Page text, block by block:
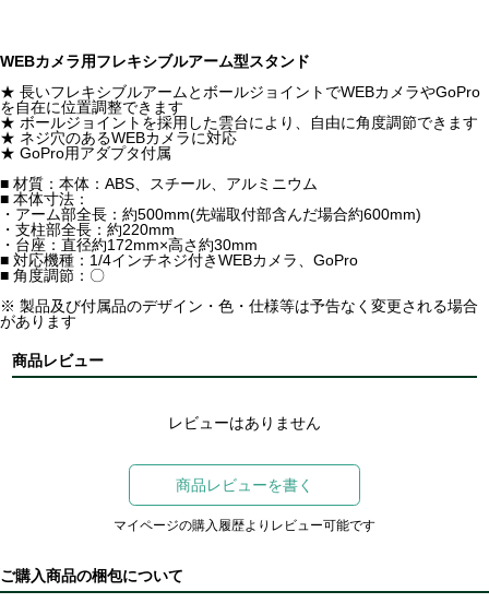
WEBカメラ用フレキシブルアーム型スタンド
★ 長いフレキシブルアームとボールジョイントでWEBカメラやGoPro
を自在に位置調整できます
★ ボールジョイントを採用した雲台により、自由に角度調節できます
★ ネジ穴のあるWEBカメラに対応
★ GoPro用アダプタ付属
■ 材質：本体：ABS、スチール、アルミニウム
■ 本体寸法：
・アーム部全長：約500mm(先端取付部含んだ場合約600mm)
・支柱部全長：約220mm
・台座：直径約172mm×高さ約30mm
■ 対応機種：1/4インチネジ付きWEBカメラ、GoPro
■ 角度調節：〇
※ 製品及び付属品のデザイン・色・仕様等は予告なく変更される場合
があります
商品レビュー
レビューはありません
商品レビューを書く
マイページの購入履歴よりレビュー可能です
ご購入商品の梱包について